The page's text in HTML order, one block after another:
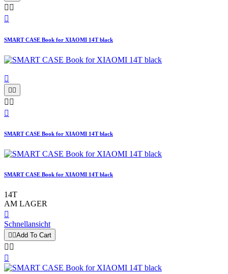
 

SMART CASE Book for XIAOMI 14T black


 

SMART CASE Book for XIAOMI 14T black
SMART CASE Book for XIAOMI 14T black
14T
AM LAGER

Schnellansicht
 Add To Cart
 
